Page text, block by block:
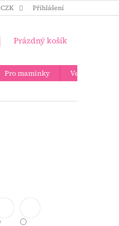
CZK Přihlášení
NÁKUPNÍ
Prázdný košík
Pro maminky
Velkoobchod